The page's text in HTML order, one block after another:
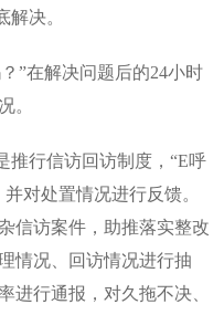
决。
”在解决问题后的24小时
。
行信访回访制度，“E呼
对处置情况进行反馈。
信访案件，助推落实整改
情况、回访情况进行抽
进行通报，对久拖不决、